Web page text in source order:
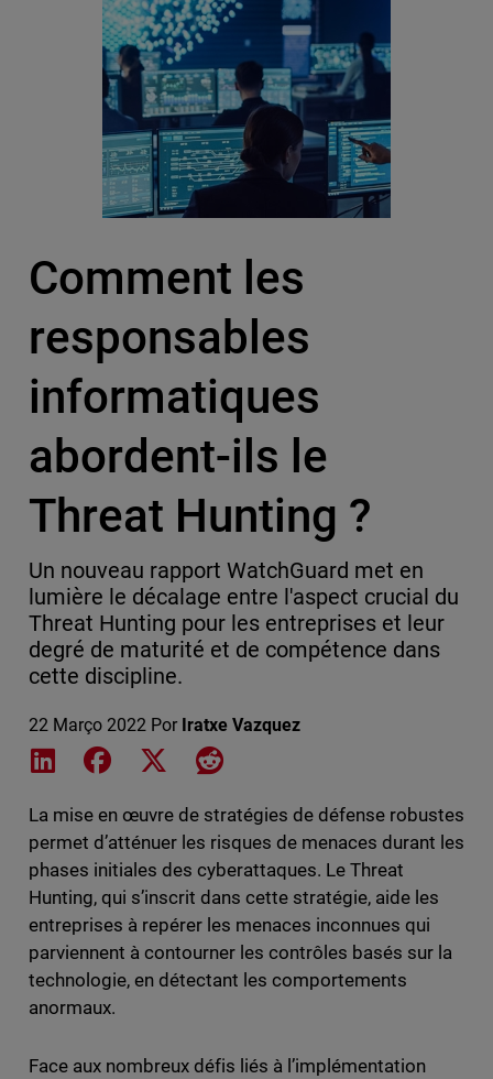
Comment les
responsables
informatiques
abordent-ils le
Threat Hunting ?
Un nouveau rapport WatchGuard met en
lumière le décalage entre l'aspect crucial du
Threat Hunting pour les entreprises et leur
degré de maturité et de compétence dans
cette discipline.
22 Março 2022 Por Iratxe Vazquez
Share on LinkedIn
Share on Facebook
Share on XShare on Reddit
La mise en œuvre de stratégies de défense robustes
permet d’atténuer les risques de menaces durant les
phases initiales des cyberattaques. Le Threat
Hunting, qui s’inscrit dans cette stratégie, aide les
entreprises à repérer les menaces inconnues qui
parviennent à contourner les contrôles basés sur la
technologie, en détectant les comportements
anormaux.
Face aux nombreux défis liés à l’implémentation